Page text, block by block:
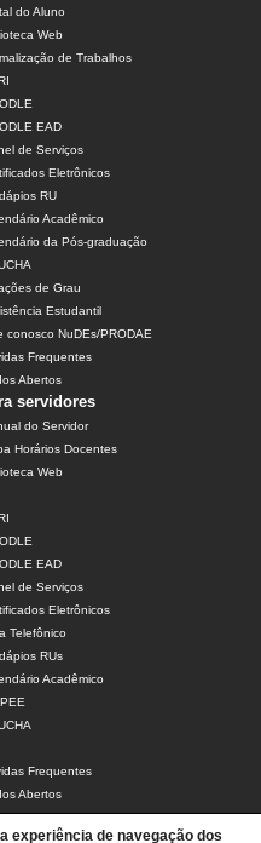
do Aluno
Web
de Trabalhos
EAD
de Serviços
Eletrônicos
RU
Acadêmico
da Pós-graduação
de Grau
Estudantil
conosco NuDEs/PRODAE
Frequentes
Abertos
servidores
do Servidor
Horários Docentes
Web
EAD
de Serviços
Eletrônicos
Telefônico
RUs
Acadêmico
Frequentes
Abertos
experiência de navegação dos